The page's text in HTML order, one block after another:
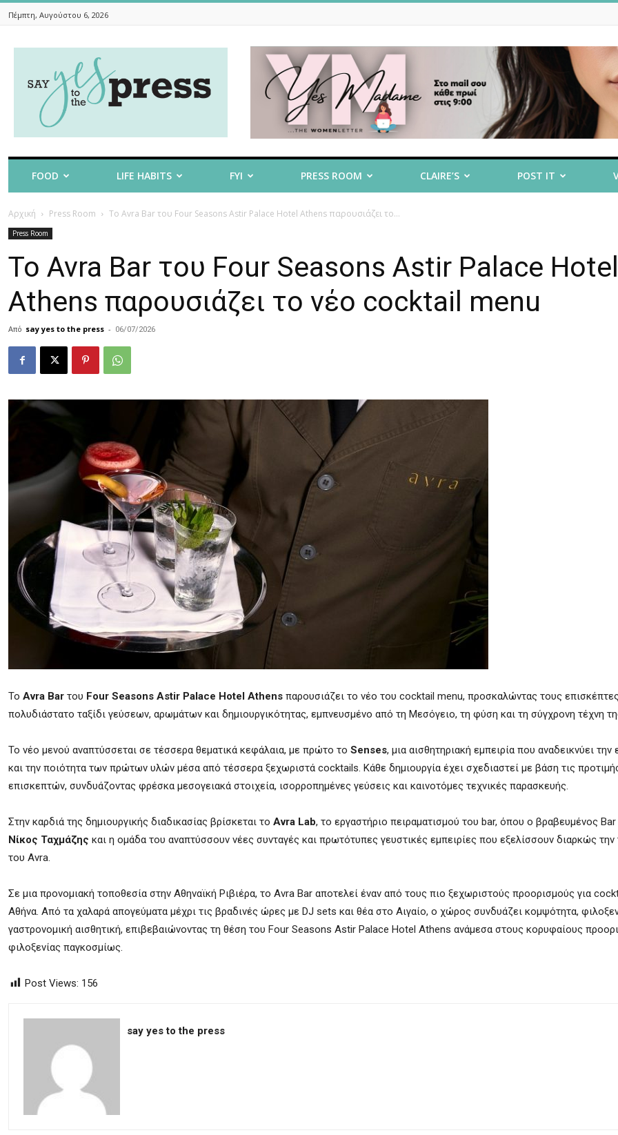
Πέμπτη, Αυγούστου 6, 2026
To
The
FOOD LIFE HABITS FYI PRESS ROOM CLAIRE’S POST IT
Αρχική Press Room Το Avra Bar του Four Seasons Astir Palace Hotel Athens παρουσιάζει το...
Press Room
Το Avra Bar του Four Seasons Astir Palace Hotel
Athens παρουσιάζει το νέο cocktail menu
Από say yes to the press - 06/07/2026
Το Avra Bar του Four Seasons Astir Palace Hotel Athens παρουσιάζει το νέο του cocktail menu, προσκαλώντας τους
πολυδιάστατο ταξίδι γεύσεων, αρωμάτων και δημιουργικότητας, εμπνευσμένο από τη Μεσόγειο, τη φύση και τη σύγχρονη τέχνη
Το νέο μενού αναπτύσσεται σε τέσσερα θεματικά κεφάλαια, με πρώτο το Senses, μια αισθητηριακή εμπειρία που αναδεικνύει την
και την ποιότητα των πρώτων υλών μέσα από τέσσερα ξεχωριστά cocktails. Κάθε δημιουργία έχει σχεδιαστεί με βάση τις
επισκεπτών, συνδυάζοντας φρέσκα μεσογειακά στοιχεία, ισορροπημένες γεύσεις και καινοτόμες τεχνικές παρασκευής.
Στην καρδιά της δημιουργικής διαδικασίας βρίσκεται το Avra Lab, το εργαστήριο πειραματισμού του bar, όπου ο βραβευμένος
Νίκος Ταχμάζης και η ομάδα του αναπτύσσουν νέες συνταγές και πρωτότυπες γευστικές εμπειρίες που εξελίσσουν διαρκώς την
του Avra.
Σε μια προνομιακή τοποθεσία στην Αθηναϊκή Ριβιέρα, το Avra Bar αποτελεί έναν από τους πιο ξεχωριστούς προορισμούς για
Αθήνα. Από τα χαλαρά απογεύματα μέχρι τις βραδινές ώρες με DJ sets και θέα στο Αιγαίο, ο χώρος συνδυάζει κομψότητα,
γαστρονομική αισθητική, επιβεβαιώνοντας τη θέση του Four Seasons Astir Palace Hotel Athens ανάμεσα στους κορυφαίους
φιλοξενίας παγκοσμίως.
Post Views: 156
say yes to the press